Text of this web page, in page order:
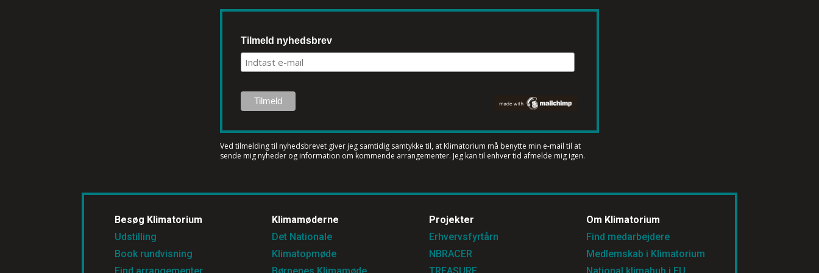
Tilmeld nyhedsbrev
Ved tilmelding til nyhedsbrevet giver jeg samtidig samtykke til, at Klimatorium må benytte min e-mail til at
sende mig nyheder og information om kommende arrangementer. Jeg kan til enhver tid afmelde mig igen.
Besøg Klimatorium
Udstilling
Book rundvisning
Klimamøderne
Det Nationale
Klimatopmøde
Projekter
Erhvervsfyrtårn
NBRACER
Om Klimatorium
Find medarbejdere
Medlemskab i Klimatorium